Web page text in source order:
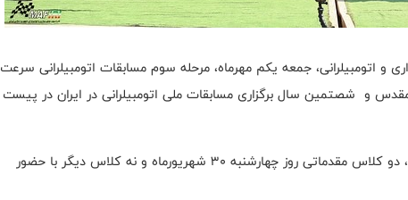
و اتومبیلرانی، جمعه یکم مهرماه، مرحله سوم مسابقات اتومبیلرانی سرعت
و شصتمین سال برگزاری مسابقات ملی اتومبیلرانی در ایران در پیست
این مسابقات مجموعا در ۱۱ کلاس برگزار شد، دو کلاس مقدماتی روز چهارشنبه ۳۰ شهریورماه و نه کلاس دیگر با حضور